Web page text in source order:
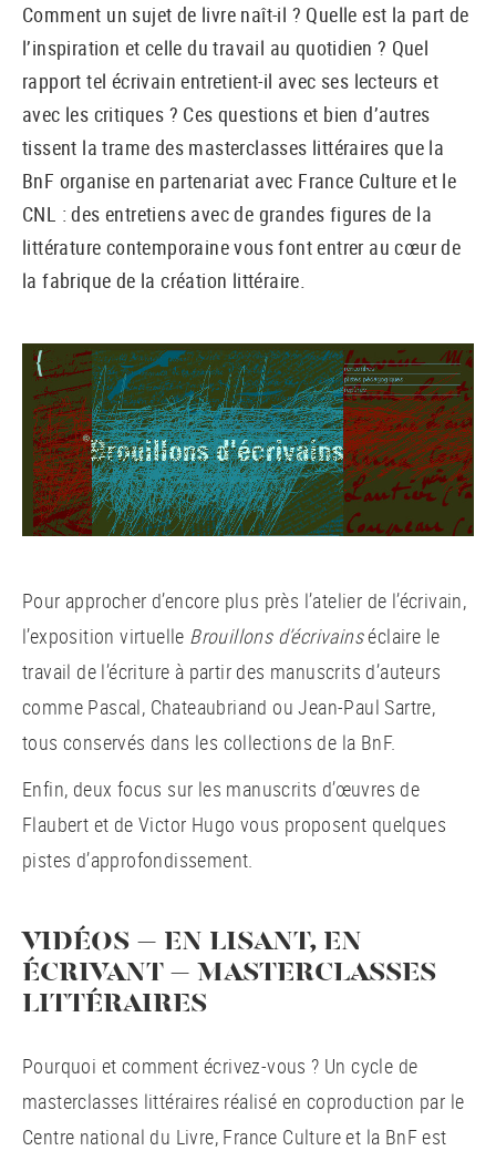
Comment un sujet de livre naît-il ? Quelle est la part de
l’inspiration et celle du travail au quotidien ? Quel
rapport tel écrivain entretient-il avec ses lecteurs et
avec les critiques ? Ces questions et bien d’autres
tissent la trame des masterclasses littéraires que la
BnF organise en partenariat avec France Culture et le
CNL : des entretiens avec de grandes figures de la
littérature contemporaine vous font entrer au cœur de
la fabrique de la création littéraire.
Pour approcher d’encore plus près l’atelier de l’écrivain,
l’exposition virtuelle Brouillons d’écrivainséclaire le
travail de l’écriture à partir des manuscrits d’auteurs
comme Pascal, Chateaubriand ou Jean-Paul Sartre,
tous conservés dans les collections de la BnF.
Enfin, deux focus sur les manuscrits d’œuvres de
Flaubert et de Victor Hugo vous proposent quelques
pistes d’approfondissement.
VIDÉOS – EN LISANT, EN
ÉCRIVANT – MASTERCLASSES
LITTÉRAIRES
Pourquoi et comment écrivez-vous ? Un cycle de
masterclasses littéraires réalisé en coproduction par le
Centre national du Livre, France Culture et la BnF est